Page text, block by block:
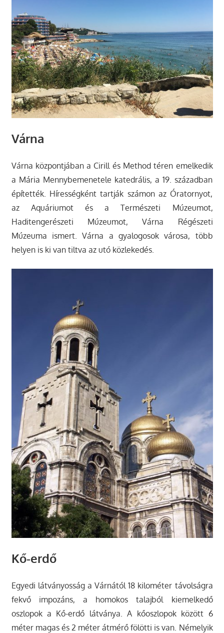
Várna
Várna központjában a Cirill és Method téren emelkedik
a Mária Mennybemenetele katedrális, a 19. században
építették. Hírességként tartják számon az Óratornyot,
az Aquáriumot és a Természeti Múzeumot,
Haditengerészeti Múzeumot, Várna Régészeti
Múzeuma ismert. Várna a gyalogosok városa, több
helyen is ki van tiltva az utó közlekedés.
Kő-erdő
Egyedi látványosság a Várnától 18 kilométer távolságra
fekvő impozáns, a homokos talajból kiemelkedő
oszlopok a Kő-erdő látványa. A kőoszlopok között 6
méter magas és 2 méter átmérő fölötti is van. Némelyik